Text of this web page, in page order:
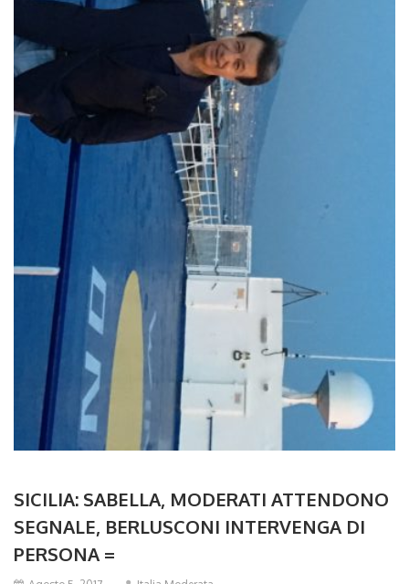
SICILIA: SABELLA, MODERATI ATTENDONO
SEGNALE, BERLUSCONI INTERVENGA DI
PERSONA =